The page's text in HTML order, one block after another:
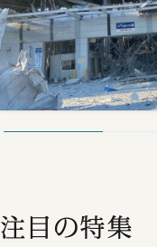
注目の特集